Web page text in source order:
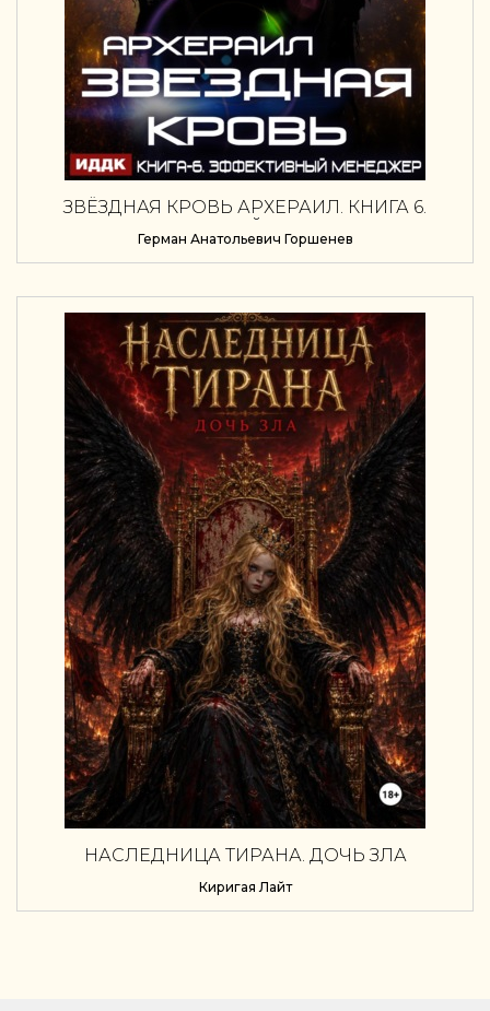
ЗВЁЗДНАЯ КРОВЬ АРХЕРАИЛ. КНИГА 6.
Герман Анатольевич Горшенев
НАСЛЕДНИЦА ТИРАНА. ДОЧЬ ЗЛА
Киригая Лайт